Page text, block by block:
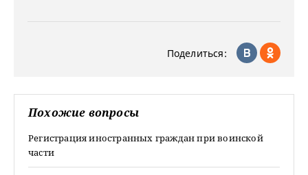
Поделиться:
Похожие вопросы
Регистрация иностранных граждан при воинской
части